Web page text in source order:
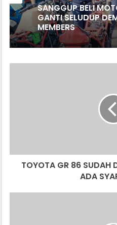
SANGGUP BELI
GANTI SELUDUP
MEMBERS
SYARATNYA
TOYOTA GR 86 SUDAH
ADA